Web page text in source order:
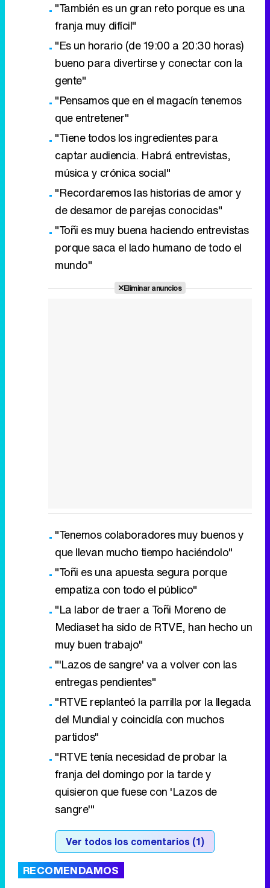
"También es un gran reto porque es una
franja muy difícil"
"Es un horario (de 19:00 a 20:30 horas)
bueno para divertirse y conectar con la
gente"
"Pensamos que en el magacín tenemos
que entretener"
"Tiene todos los ingredientes para
captar audiencia. Habrá entrevistas,
música y crónica social"
"Recordaremos las historias de amor y
de desamor de parejas conocidas"
"Toñi es muy buena haciendo entrevistas
porque saca el lado humano de todo el
mundo"
Eliminar anuncios
"Tenemos colaboradores muy buenos y
que llevan mucho tiempo haciéndolo"
"Toñi es una apuesta segura porque
empatiza con todo el público"
"La labor de traer a Toñi Moreno de
Mediaset ha sido de RTVE, han hecho un
muy buen trabajo"
"'Lazos de sangre' va a volver con las
entregas pendientes"
"RTVE replanteó la parrilla por la llegada
del Mundial y coincidía con muchos
partidos"
"RTVE tenía necesidad de probar la
franja del domingo por la tarde y
quisieron que fuese con 'Lazos de
sangre'"
Ver todos los comentarios (1)
RECOMENDAMOS